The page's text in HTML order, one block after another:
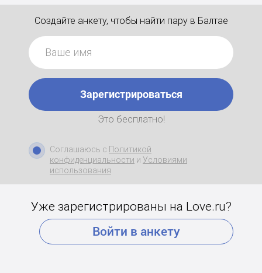
Создайте анкету, чтобы найти пару в Балтае
Зарегистрироваться
Это бесплатно!
Соглашаюсь с Политикой
конфиденциальности и Условиями
использования
Уже зарегистрированы на Love.ru?
Войти в анкету